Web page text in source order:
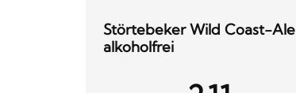
Störtebeker Wild Coast-Ale
alkoholfrei